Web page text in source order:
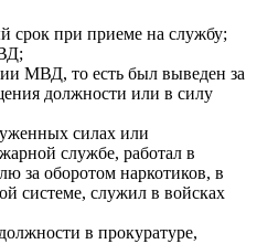
срок при приеме на службу;
МВД, то есть был выведен за
должности или в силу
силах или
службе, работал в
за оборотом наркотиков, в
системе, служил в войсках
в прокуратуре,